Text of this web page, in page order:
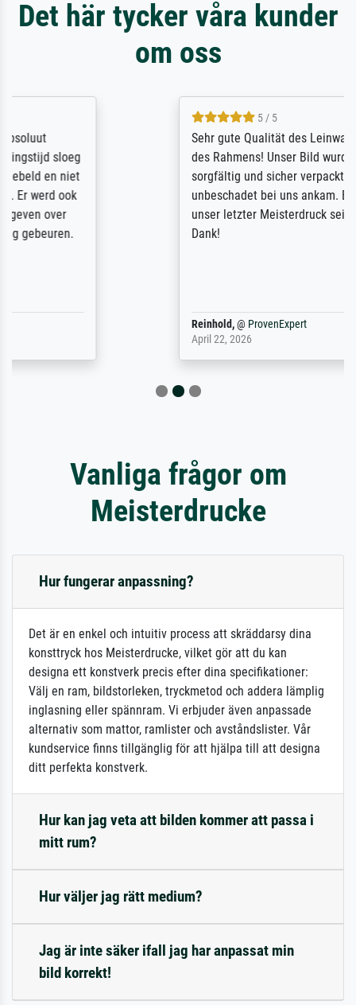
Det här tycker våra kunder
om oss
Sehr gute Qualität des Leinwanddrucks und
des Rahmens! Unser Bild wurde sehr
sorgfältig und sicher verpackt, so dass es
unbeschadet bei uns ankam. Es wird nicht
unser letzter Meisterdruck sein. Vielen
Dank!
Vanliga frågor om
Meisterdrucke
Hur fungerar anpassning?
Det är en enkel och intuitiv process att skräddarsy dina
konsttryck hos Meisterdrucke, vilket gör att du kan
designa ett konstverk precis efter dina specifikationer:
Välj en ram, bildstorleken, tryckmetod och addera lämplig
inglasning eller spännram. Vi erbjuder även anpassade
alternativ som mattor, ramlister och avståndslister. Vår
kundservice finns tillgänglig för att hjälpa till att designa
ditt perfekta konstverk.
Hur kan jag veta att bilden kommer att passa i
mitt rum?
Hur väljer jag rätt medium?
Jag är inte säker ifall jag har anpassat min
bild korrekt!